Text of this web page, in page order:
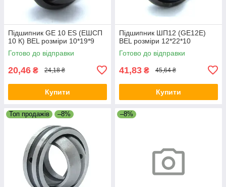
Підшипник GE 10 ES (ЕШСП
10 К) BEL розміри 10*19*9
Готово до відправки
20,46 ₴ 24,18 ₴
Купити
Підшипник ШП12 (GE12E)
BEL розміри 12*22*10
Готово до відправки
41,83 ₴ 45,64 ₴
Купити
Топ продажів –8% –8%